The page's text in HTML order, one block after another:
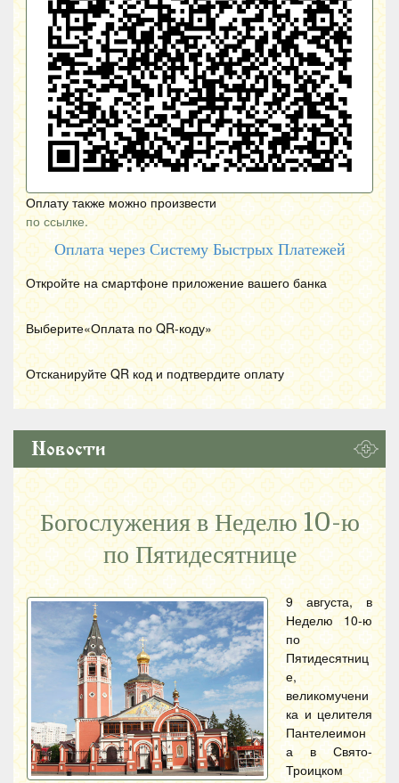
Оплату также можно произвести
по ссылке.
Оплата через Систему Быстрых Платежей
Откройте на смартфоне приложение вашего банка
Выберите«Оплата по QR-коду»
Отсканируйте QR код и подтвердите оплату
Новости
Богослужения в Неделю 10-ю
по Пятидесятнице
9 августа, в
Неделю 10-ю
по
Пятидесятниц
е,
великомучени
ка и целителя
Пантелеимон
а в Свято-
Троицком